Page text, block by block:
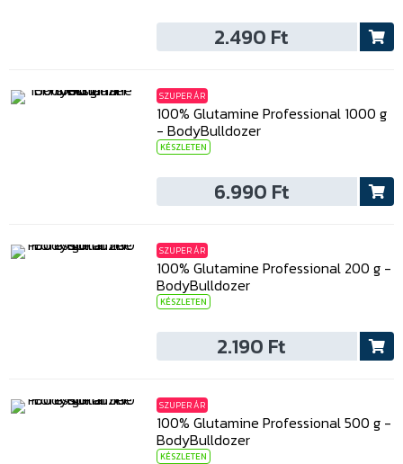
2.490 Ft
SZUPER ÁR
100% Glutamine Professional 1000 g
- BodyBulldozer
KÉSZLETEN
6.990 Ft
SZUPER ÁR
100% Glutamine Professional 200 g -
BodyBulldozer
KÉSZLETEN
2.190 Ft
SZUPER ÁR
100% Glutamine Professional 500 g -
BodyBulldozer
KÉSZLETEN